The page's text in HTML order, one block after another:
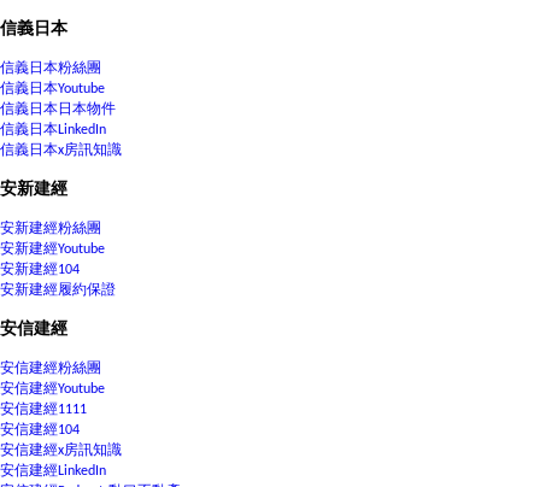
信義日本
信義日本粉絲團
信義日本Youtube
信義日本日本物件
信義日本LinkedIn
信義日本x房訊知識
安新建經
安新建經粉絲團
安新建經Youtube
安新建經104
安新建經履約保證
安信建經
安信建經粉絲團
安信建經Youtube
安信建經1111
安信建經104
安信建經x房訊知識
安信建經LinkedIn